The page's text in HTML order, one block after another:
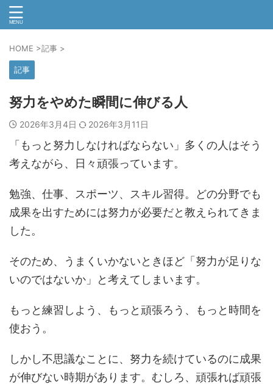
HOME >記事 >
記事
努力をやめた瞬間に伸びる人
2026年3月4日 2026年3月11日
「もっと努力しなければならない」多くの人はそう
考えながら、日々頑張っています。
勉強、仕事、スポーツ、スキル習得。どの分野でも
成果を出すためには努力が必要だと教えられてきま
した。
そのため、うまくいかないときほど「努力が足りな
いのではないか」と考えてしまいます。
もっと練習しよう、もっと頑張ろう、もっと時間を
使おう。
しかし不思議なことに、努力を続けているのに成果
が伸びない時期があります。むしろ、頑張れば頑張